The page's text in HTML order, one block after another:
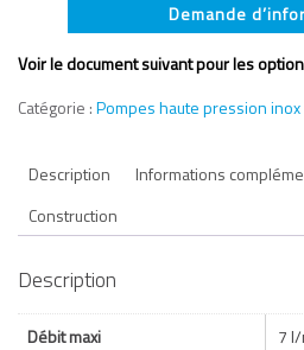
Demande
Voir le document suivant pour les
Catégorie :Pompes haute pression inox
Description Informations
Construction
Description
Débit maxi
7